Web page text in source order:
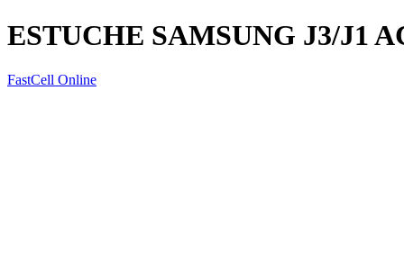
ESTUCHE SAMSUNG J3/J1
FastCell Online